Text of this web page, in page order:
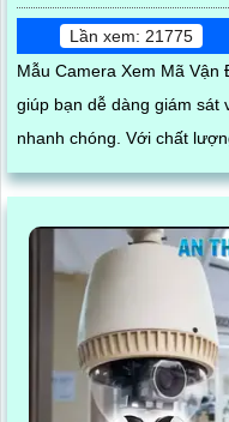
Lần xem: 21775
Mẫu Camera Xem Mã
giúp bạn dễ dàng giám sát
nhanh chóng.